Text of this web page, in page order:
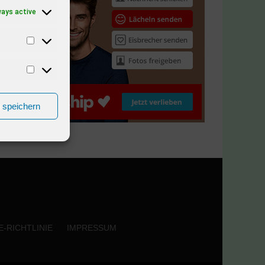
active
speichern
RICHTLINIE IMPRESSUM